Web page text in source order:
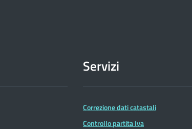
Servizi
Correzione dati catastali
Controllo partita Iva